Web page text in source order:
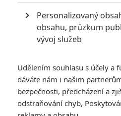
3 ČLÁNEK | 01.08.2026 16:40
Marvel nečekaně zrušil již schválené
433FILM | 01.08.2026 07:11
1ČLÁNEK | 30.07.2026 20:14
Děti krve a kostí: Regulérní trailer
dobrodružství s vůní Afriky
1
Personalizovaný
obsahu, průzkum
vývoj služeb
Udělením souhlasu s účely a
dáváte nám i našim
bezpečnosti, předcházení a
odstraňování chyb,